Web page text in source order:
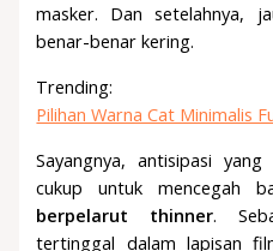
masker. Dan setelahnya,
benar-benar kering.
Trending:
Pilihan Warna Cat Minimalis
Sayangnya, antisipasi
cukup untuk mencegah
berpelarut thinner.
tertinggal dalam lapisan